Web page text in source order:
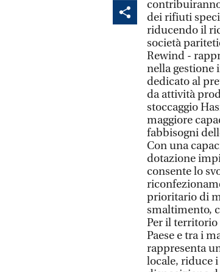
dei rifiuti
riducendo il
società
Rewind -
nella
dedicato al
da attività
stoccaggio
maggiore
fabbisogni
Con una
dotazione
consente lo
prioritario di
smaltimento,
Per il
Paese e tra i
rappresenta
locale, riduce